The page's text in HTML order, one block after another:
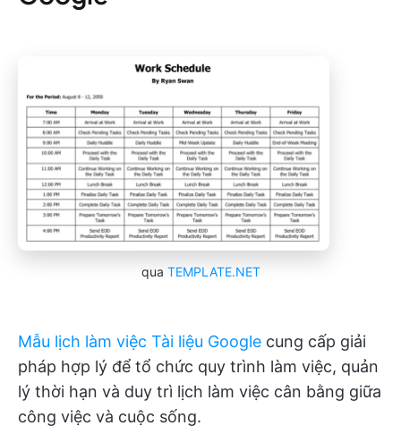
qua TEMPLATE.NET
Mẫu lịch làm việc Tài liệu Google cung cấp giải
pháp hợp lý để tổ chức quy trình làm việc, quản
lý thời hạn và duy trì lịch làm việc cân bằng giữa
công việc và cuộc sống.